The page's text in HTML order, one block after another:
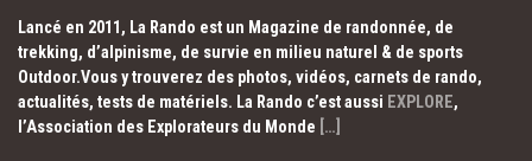
Lancé en 2011, La Rando est un Magazine de randonnée, de
trekking, d’alpinisme, de survie en milieu naturel & de sports
Outdoor.Vous y trouverez des photos, vidéos, carnets de rando,
actualités, tests de matériels. La Rando c’est aussi EXPLORE,
l’Association des Explorateurs du Monde […]